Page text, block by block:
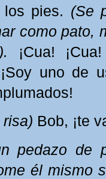
pies. (Se
como pato,
¡Cua!
uno de
risa) Bob, ¡te
pedazo de
él mismo